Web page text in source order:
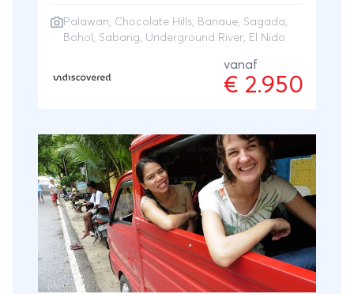
Banaue en Sagada, bewonder de
het bijzondere spookdiertje. Natuurlijk
ontbreekt het paradijselijke Palawan niet:
kalksteenrotsen van El Nido. Een perfecte
mix van avontuurlijke jungle, eeuwenoude
cultuur en de meest witte stranden ter
wereld. Een droomreis door een tropisch
paradijs!
Palawan, Chocolate Hills, Banaue, Sagada,
Bohol, Sabang, Underground River, El Nido
vanaf
€ 2.950